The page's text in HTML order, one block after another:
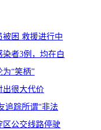
困 救援进行中
者3例，均在白
“笑柄”
出很大代价
追踪所谓“非法
区公交线路停驶